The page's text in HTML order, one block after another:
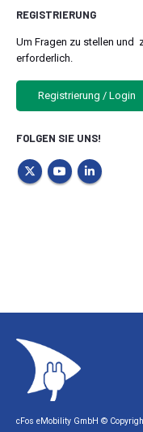
REGISTRIERUNG
Um Fragen zu stellen und
erforderlich.
Registrierung / Login
FOLGEN SIE UNS!
cFos eMobility GmbH ©